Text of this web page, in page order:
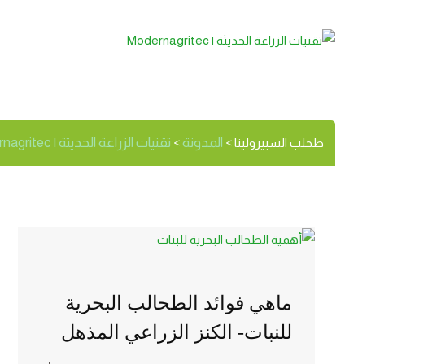
الوسم: طحلب السبيرولينا
طحلب السبيرولينا> المدونة> تقنيات الزراعة الحديثة | Modernagritec
ماهي فوائد الطحالب البحرية
للنبات- الكنز الزراعي المذهل